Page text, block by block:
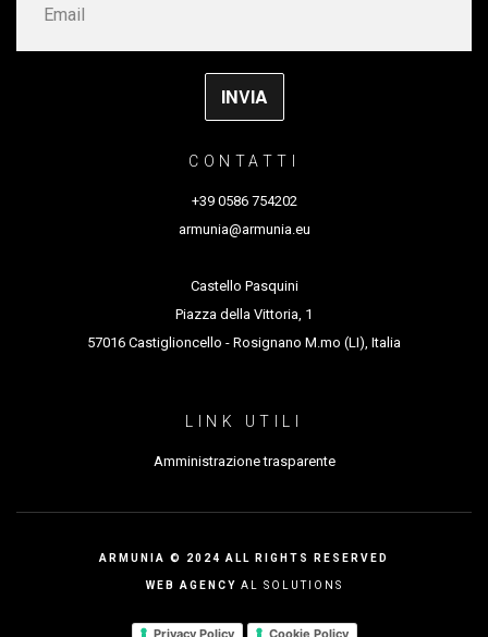
CONTATTI
+39 0586 754202
armunia@armunia.eu
Castello Pasquini
Piazza della Vittoria, 1
57016 Castiglioncello - Rosignano M.mo (LI), Italia
LINK UTILI
Amministrazione trasparente
ARMUNIA © 2024 ALL RIGHTS RESERVED
WEB AGENCY AL SOLUTIONS
Privacy Policy Cookie Policy